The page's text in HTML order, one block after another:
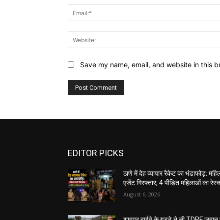
Save my name, email, and website in this
EDITOR PICKS
ठाणे में देह व्यापार रैकेट का भंडाफोड़:
एजेंट गिरफ्तार, 4 पीड़ित महिलाओं का
August 6, 2026